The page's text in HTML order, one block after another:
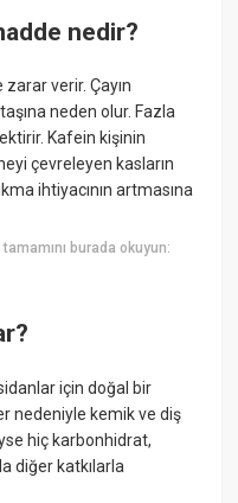
nedir?
verir. Çayın
neden olur. Fazla
Kafein kişinin
çevreleyen kasların
ihtiyacının artmasına
tamamını burada okuyun:
için doğal bir
nedeniyle kemik ve diş
hiç karbonhidrat,
diğer katkılarla